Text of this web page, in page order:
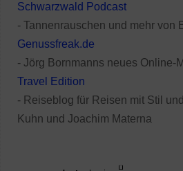
Schwarzwald Podcast
- Tannenrauschen und mehr von
Genussfreak.de
- Jörg Bornmanns neues Online-
Travel Edition
- Reiseblog für Reisen mit Stil
Kuhn und Joachim Materna